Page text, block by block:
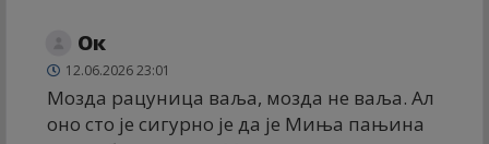
Ок
12.06.2026 23:01
Мозда рацуница ваља, мозда не ваља. Ал
оно сто је сигурно је да је Миња пањина